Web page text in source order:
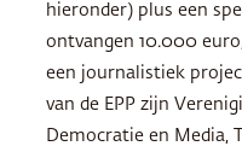
hieronder) plus een
ontvangen 10.000
een journalistiek
van de EPP zijn
Democratie en Media,